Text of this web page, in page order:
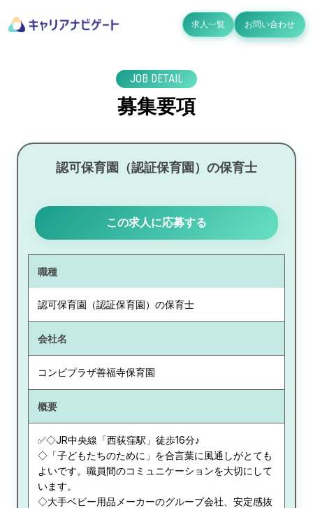
求人一覧 お問い合わせ
JOB DETAIL
募集要項
認可保育園（認証保育園）の保育士
この求人に応募する
職種
認可保育園（認証保育園）の保育士
会社名
コンビプラザ善福寺保育園
概要
✅◇JR中央線「西荻窪駅」徒歩16分♪
◇「子どもたちのために」を合言葉に風通しがとても
よいです。職員間のコミュニケーションを大切にして
います。
◇大手ベビー用品メーカーのグループ会社、安定感抜